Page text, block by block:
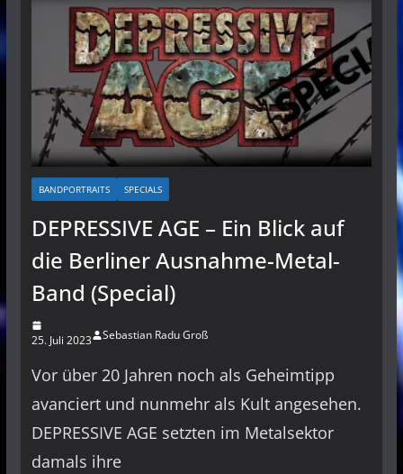
BANDPORTRAITS SPECIALS
DEPRESSIVE AGE – Ein Blick auf
die Berliner Ausnahme-Metal-
Band (Special)
25. Juli 2023 Sebastian Radu Groß
Vor über 20 Jahren noch als Geheimtipp
avanciert und nunmehr als Kult angesehen.
DEPRESSIVE AGE setzten im Metalsektor
damals ihre